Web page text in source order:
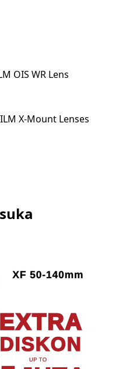
OIS WR Lens
X-Mount Lenses